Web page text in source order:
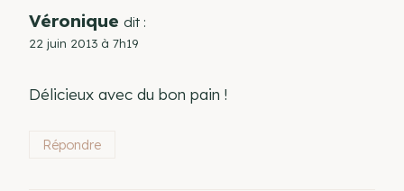
Véronique dit :
22 juin 2013 à 7h19
Délicieux avec du bon pain !
Répondre